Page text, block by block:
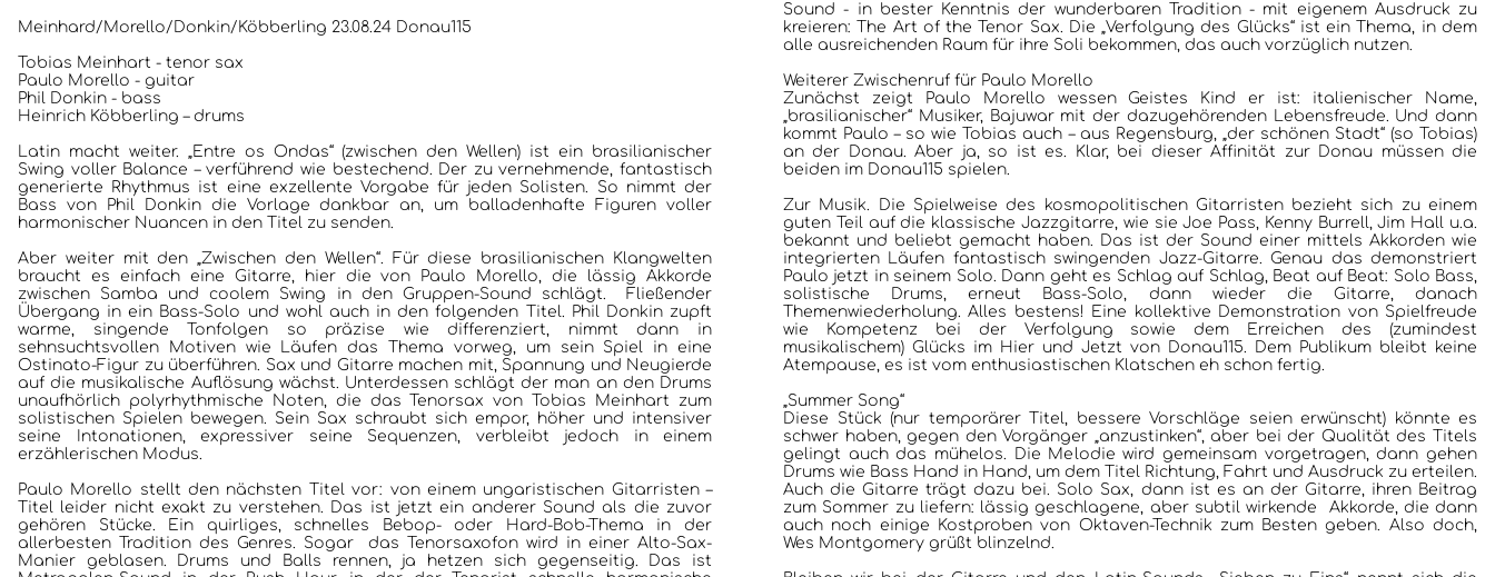
JAZZCLUBS BERLIN
PORTRAITS DER CLUBS
ANKÜNDIGUNGEN KONZERTE/ FESTIVALS
Meinhard/Morello/Donkin/Köbberling 23.08.24 Donau115
Tobias Meinhart - tenor sax
Paulo Morello - guitar
Phil Donkin - bass
Heinrich Köbberling – drums
Latin macht weiter. „Entre os Ondas“ (zwischen den Wellen) ist ein brasilianischer
Swing voller Balance – verführend wie bestechend. Der zu vernehmende, fantastisch
generierte Rhythmus ist eine exzellente Vorgabe für jeden Solisten. So nimmt der
Bass von Phil Donkin die Vorlage dankbar an, um balladenhafte Figuren voller
harmonischer Nuancen in den Titel zu senden.
Aber weiter mit den „Zwischen den Wellen“. Für diese brasilianischen Klangwelten
braucht es einfach eine Gitarre, hier die von Paulo Morello, die lässig Akkorde
zwischen Samba und coolem Swing in den Gruppen-Sound schlägt. Fließender
Übergang in ein Bass-Solo und wohl auch in den folgenden Titel. Phil Donkin zupft
warme, singende Tonfolgen so präzise wie differenziert, nimmt dann in
sehnsuchtsvollen Motiven wie Läufen das Thema vorweg, um sein Spiel in eine
Ostinato-Figur zu überführen. Sax und Gitarre machen mit, Spannung und Neugierde
auf die musikalische Auflösung wächst. Unterdessen schlägt der man an den Drums
unaufhörlich polyrhythmische Noten, die das Tenorsax von Tobias Meinhart zum
solistischen Spielen bewegen. Sein Sax schraubt sich empor, höher und intensiver
seine Intonationen, expressiver seine Sequenzen, verbleibt jedoch in einem
erzählerischen Modus.
Paulo Morello stellt den nächsten Titel vor: von einem ungaristischen Gitarristen –
Titel leider nicht exakt zu verstehen. Das ist jetzt ein anderer Sound als die zuvor
gehören Stücke. Ein quirliges, schnelles Bebop- oder Hard-Bob-Thema in der
allerbesten Tradition des Genres. Sogar das Tenorsaxofon wird in einer Alto-Sax-
Manier geblasen. Drums und Balls rennen, ja hetzen sich gegenseitig. Das ist
Sound - in bester Kenntnis der wunderbaren Tradition - mit eigenem Ausdruck zu
kreieren: The Art of the Tenor Sax. Die „Verfolgung des Glücks“ ist ein Thema, in dem
alle ausreichenden Raum für ihre Soli bekommen, das auch vorzüglich nutzen.
Weiterer Zwischenruf für Paulo Morello
Zunächst zeigt Paulo Morello wessen Geistes Kind er ist: italienischer Name,
„brasilianischer“ Musiker, Bajuwar mit der dazugehörenden Lebensfreude. Und dann
kommt Paulo – so wie Tobias auch – aus Regensburg, „der schönen Stadt“ (so Tobias)
an der Donau. Aber ja, so ist es. Klar, bei dieser Affinität zur Donau müssen die
beiden im Donau115 spielen.
Zur Musik. Die Spielweise des kosmopolitischen Gitarristen bezieht sich zu einem
guten Teil auf die klassische Jazzgitarre, wie sie Joe Pass, Kenny Burrell, Jim Hall u.a.
bekannt und beliebt gemacht haben. Das ist der Sound einer mittels Akkorden wie
integrierten Läufen fantastisch swingenden Jazz-Gitarre. Genau das demonstriert
Paulo jetzt in seinem Solo. Dann geht es Schlag auf Schlag, Beat auf Beat: Solo Bass,
solistische Drums, erneut Bass-Solo, dann wieder die Gitarre, danach
Themenwiederholung. Alles bestens! Eine kollektive Demonstration von Spielfreude
wie Kompetenz bei der Verfolgung sowie dem Erreichen des (zumindest
musikalischem) Glücks im Hier und Jetzt von Donau115. Dem Publikum bleibt keine
Atempause, es ist vom enthusiastischen Klatschen eh schon fertig.
„Summer Song“
Diese Stück (nur temporärer Titel, bessere Vorschläge seien erwünscht) könnte es
schwer haben, gegen den Vorgänger „anzustinken“, aber bei der Qualität des Titels
gelingt auch das mühelos. Die Melodie wird gemeinsam vorgetragen, dann gehen
Drums wie Bass Hand in Hand, um dem Titel Richtung, Fahrt und Ausdruck zu erteilen.
Auch die Gitarre trägt dazu bei. Solo Sax, dann ist es an der Gitarre, ihren Beitrag
zum Sommer zu liefern: lässig geschlagene, aber subtil wirkende Akkorde, die dann
auch noch einige Kostproben von Oktaven-Technik zum Besten geben. Also doch,
Wes Montgomery grüßt blinzelnd.